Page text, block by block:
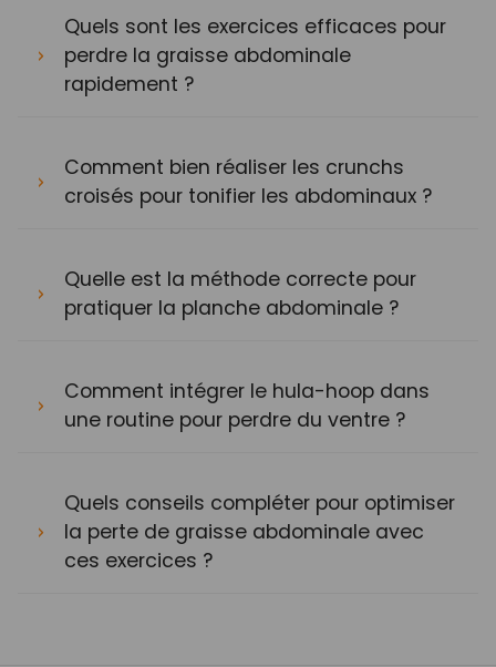
Quels sont les exercices efficaces pour
perdre la graisse abdominale
rapidement ?
Comment bien réaliser les crunchs
croisés pour tonifier les abdominaux ?
Quelle est la méthode correcte pour
pratiquer la planche abdominale ?
Comment intégrer le hula-hoop dans
une routine pour perdre du ventre ?
Quels conseils compléter pour optimiser
la perte de graisse abdominale avec
ces exercices ?